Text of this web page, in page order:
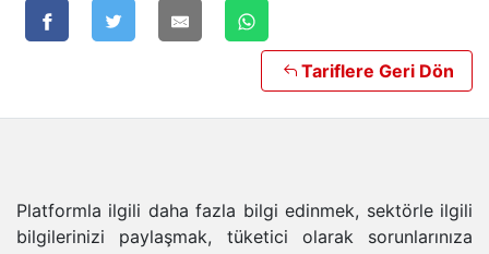
Tariflere Geri Dön
Platformla ilgili daha fazla bilgi edinmek, sektörle ilgili
bilgilerinizi paylaşmak, tüketici olarak sorunlarınıza